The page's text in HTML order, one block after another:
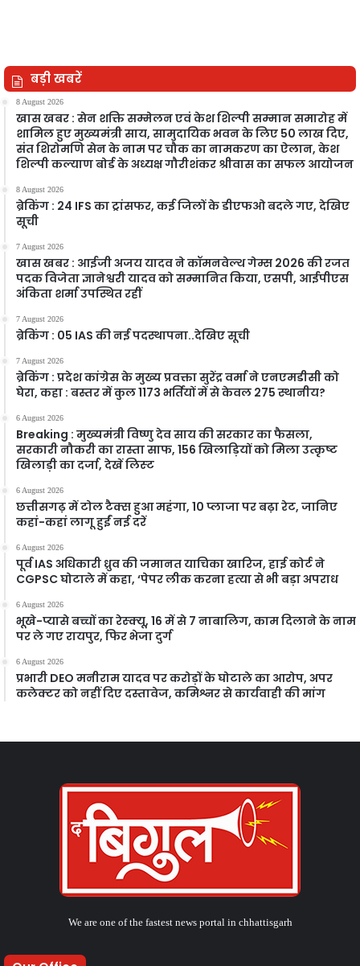
बड़ी खबरें
8 August 2026
खास खबर : सेन शक्ति सम्मेलन एवं केश शिल्पी सम्मान समारोह में
शामिल हुए मुख्यमंत्री साय, सामुदायिक भवन के लिए 50 लाख दिए,
संत शिरोमणि सेन के नाम पर चौक का नामकरण का ऐलान, केश
शिल्पी कल्याण बोर्ड के अध्यक्ष गौरीशंकर श्रीवास का सफल आयोजन
8 August 2026
ब्रेकिंग : 24 IFS का ट्रांसफर, कई जिलों के डीएफओ बदले गए, देखिए
सूची
7 August 2026
खास खबर : आईजी अजय यादव ने कॉमनवेल्थ गेम्स 2026 की रजत
पदक विजेता ज्ञानेश्वरी यादव को सम्मानित किया, एसपी, आईपीएस
अंकिता शर्मा उपस्थित रहीं
7 August 2026
ब्रेकिंग : 05 IAS की नई पदस्थापना..देखिए सूची
7 August 2026
ब्रेकिंग : प्रदेश कांग्रेस के मुख्य प्रवक्ता सुरेंद्र वर्मा ने एनएमडीसी को
घेरा, कहा : बस्तर में कुल 1173 भर्तियों में से केवल 275 स्थानीय?
6 August 2026
Breaking : मुख्यमंत्री विष्णु देव साय की सरकार का फैसला,
सरकारी नौकरी का रास्ता साफ, 156 खिलाड़ियों को मिला उत्कृष्ट
खिलाड़ी का दर्जा, देखें लिस्‍ट
6 August 2026
छत्तीसगढ़ में टोल टैक्स हुआ महंगा, 10 प्लाजा पर बढ़ा रेट, जानिए
कहां-कहां लागू हुईं नई दरें
6 August 2026
पूर्व IAS अधिकारी ध्रुव की जमानत याचिका खारिज, हाई कोर्ट ने
CGPSC घोटाले में कहा, ‘पेपर लीक करना हत्या से भी बड़ा अपराध
6 August 2026
भूखे-प्यासे बच्चों का रेस्क्यू, 16 में से 7 नाबालिग, काम दिलाने के नाम
पर ले गए रायपुर, फिर भेजा दुर्ग
6 August 2026
प्रभारी DEO मनीराम यादव पर करोड़ों के घोटाले का आरोप, अपर
कलेक्टर को नहीं दिए दस्तावेज, कमिश्नर से कार्यवाही की मांग
We are one of the fastest news portal in chhattisgarh